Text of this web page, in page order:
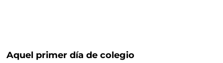
Aquel primer día de colegio